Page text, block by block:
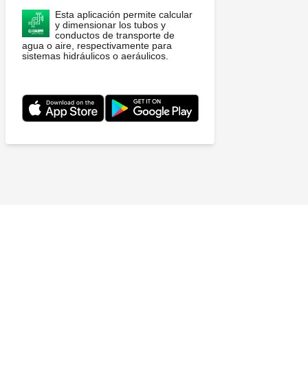
Esta aplicación permite calcular
y dimensionar los tubos y
conductos de transporte de
agua o aire, respectivamente para
sistemas hidráulicos o aeráulicos.